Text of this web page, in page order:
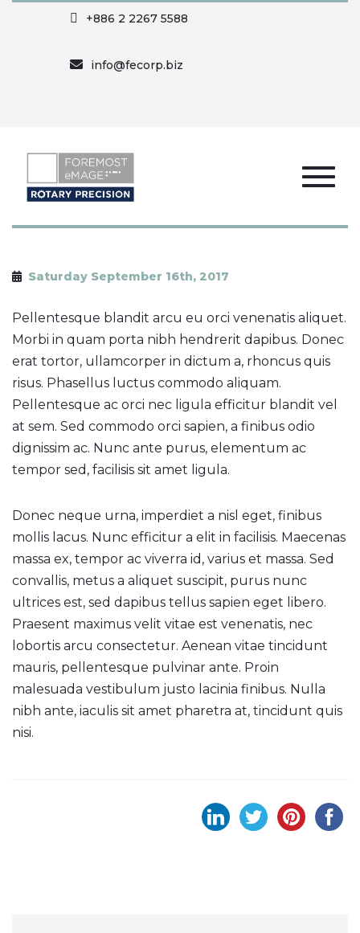
+886 2 2267 5588
info@fecorp.biz
Saturday September 16th, 2017
Pellentesque blandit arcu eu orci venenatis aliquet.
Morbi in quam porta nibh hendrerit dapibus. Donec
erat tortor, ullamcorper in dictum a, rhoncus quis
risus. Phasellus luctus commodo aliquam.
Pellentesque ac orci nec ligula efficitur blandit vel
at sem. Sed commodo orci sapien, a finibus odio
dignissim ac. Nunc ante purus, elementum ac
tempor sed, facilisis sit amet ligula.
Donec neque urna, imperdiet a nisl eget, finibus
mollis lacus. Nunc efficitur a elit in facilisis. Maecenas
massa ex, tempor ac viverra id, varius et massa. Sed
convallis, metus a aliquet suscipit, purus nunc
ultrices est, sed dapibus tellus sapien eget libero.
Praesent maximus velit vitae est venenatis, nec
lobortis arcu consectetur. Aenean vitae tincidunt
mauris, pellentesque pulvinar ante. Proin
malesuada vestibulum justo lacinia finibus. Nulla
nibh ante, iaculis sit amet pharetra at, tincidunt quis
nisi.